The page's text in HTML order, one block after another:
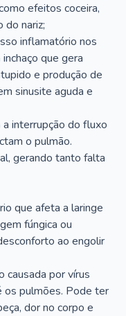
efeitos coceira,
do nariz;
inflamatório nos
que gera
e produção de
sinusite aguda e
a interrupção do fluxo
o pulmão.
gerando tanto falta
que afeta a laringe
fúngica ou
ao engolir
causada por vírus
os pulmões. Pode ter
dor no corpo e